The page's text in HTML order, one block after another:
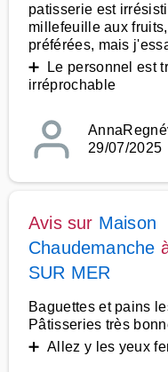
patisserie est
millefeuille aux
préférées, mais
➕ Le personnel est
irréprochable
29/07/2025
Avis sur Maison
Chaudemanche
SUR MER
Baguettes et pains
Pâtisseries très
➕ Allez y les yeux